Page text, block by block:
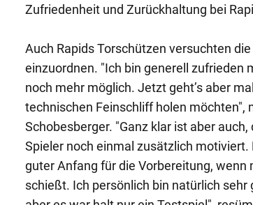
Zufriedenheit und Zurückhaltung bei
Auch Rapids Torschützen versuchten
einzuordnen. "Ich bin generell zufrieden
noch mehr möglich. Jetzt geht’s aber
technischen Feinschliff holen möchten",
Schobesberger. "Ganz klar ist aber
Spieler noch einmal zusätzlich motiviert.
guter Anfang für die Vorbereitung, wenn
schießt. Ich persönlich bin natürlich